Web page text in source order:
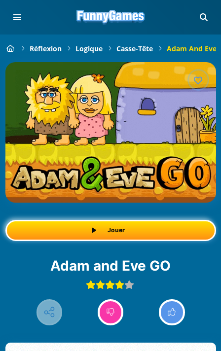
Réflexion Logique Casse-Tête Adam And Eve
Jouer
Adam and Eve GO